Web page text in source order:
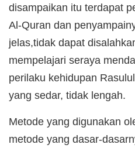
disampaikan itu terdapat
Al-Quran dan
jelas,tidak dapat
mempelajari seraya
perilaku kehidupan
yang sedar, tidak lengah.
Metode yang digunakan
metode yang dasar-